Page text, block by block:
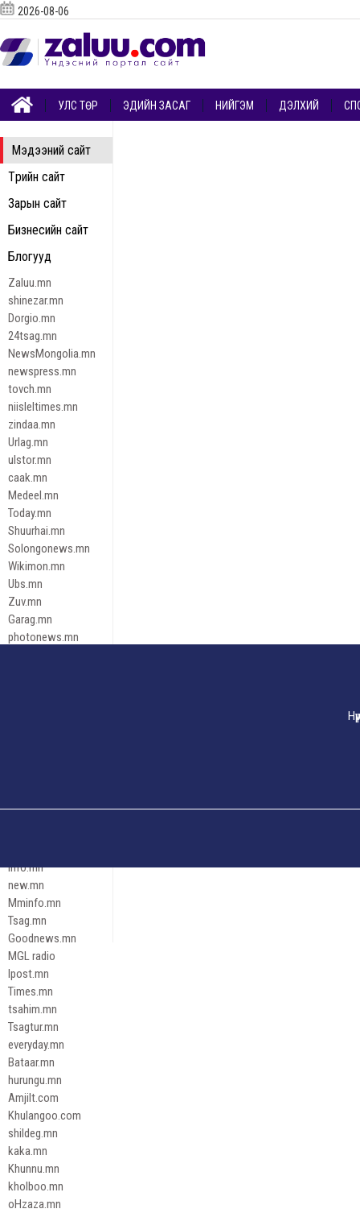
Мэдээний сайт
Төрийн сайт
Зарын сайт
Бизнесийн сайт
Блогууд
Zaluu.mn
shinezar.mn
Dorgio.mn
24tsag.mn
NewsMongolia.mn
newspress.mn
tovch.mn
niisleltimes.mn
zindaa.mn
Urlag.mn
ulstor.mn
caak.mn
Medeel.mn
Today.mn
Shuurhai.mn
Solongonews.mn
Wikimon.mn
Ubs.mn
Zuv.mn
Garag.mn
photonews.mn
Эрх зүй
info.mn
new.mn
Mminfo.mn
Tsag.mn
Goodnews.mn
MGL radio
Ipost.mn
Times.mn
tsahim.mn
Tsagtur.mn
everyday.mn
Bataar.mn
hurungu.mn
Amjilt.com
Khulangoo.com
shildeg.mn
kaka.mn
Khunnu.mn
kholboo.mn
oHzaza.mn
2026-08-06
УЛС ТӨР ЭДИЙН ЗАСАГ НИЙГЭМ ДЭЛХИЙ